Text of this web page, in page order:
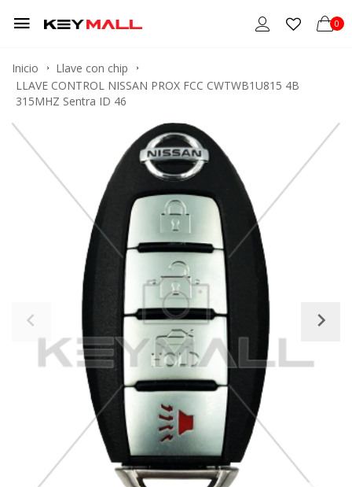
0
Inicio
Llave con chip
LLAVE CONTROL NISSAN PROX FCC CWTWB1U815 4B
315MHZ Sentra ID 46